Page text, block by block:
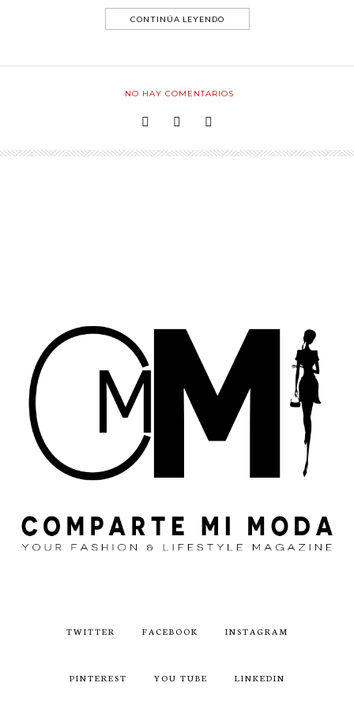
CONTINÚA LEYENDO
NO HAY COMENTARIOS
TWITTER FACEBOOK INSTAGRAM
PINTEREST YOU TUBE LINKEDIN